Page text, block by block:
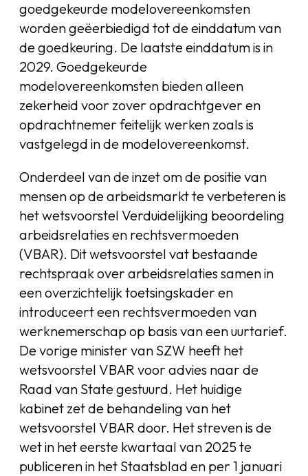
goedgekeurde modelovereenkomsten
worden geëerbiedigd tot de einddatum van
de goedkeuring. De laatste einddatum is in
2029. Goedgekeurde
modelovereenkomsten bieden alleen
zekerheid voor zover opdrachtgever en
opdrachtnemer feitelijk werken zoals is
vastgelegd in de modelovereenkomst.
Onderdeel van de inzet om de positie van
mensen op de arbeidsmarkt te verbeteren is
het wetsvoorstel Verduidelijking beoordeling
arbeidsrelaties en rechtsvermoeden
(VBAR). Dit wetsvoorstel vat bestaande
rechtspraak over arbeidsrelaties samen in
een overzichtelijk toetsingskader en
introduceert een rechtsvermoeden van
werknemerschap op basis van een uurtarief.
De vorige minister van SZW heeft het
wetsvoorstel VBAR voor advies naar de
Raad van State gestuurd. Het huidige
kabinet zet de behandeling van het
wetsvoorstel VBAR door. Het streven is de
wet in het eerste kwartaal van 2025 te
publiceren in het Staatsblad en per 1 januari